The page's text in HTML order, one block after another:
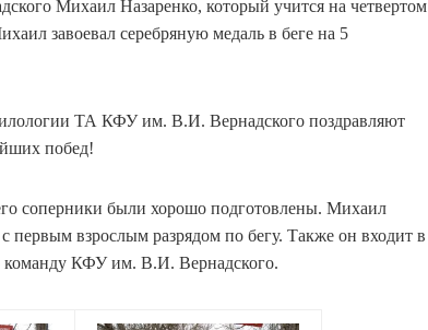
Михаил Назаренко, который учится на четвертом
завоевал серебряную медаль в беге на 5
ТА КФУ им. В.И. Вернадского поздравляют
побед!
соперники были хорошо подготовлены. Михаил
первым взрослым разрядом по бегу. Также он входит в
команду КФУ им. В.И. Вернадского.